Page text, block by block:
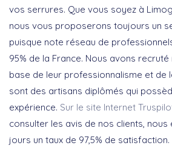
vos serrures. Que vous soyez à
nous vous proposerons toujours un
puisque note réseau de
95% de la France. Nous avons
base de leur professionnalisme et de
sont des artisans diplômés qui
expérience. Sur le site Internet
consulter les avis de nos clients,
jours un taux de 97,5% de satisfaction.